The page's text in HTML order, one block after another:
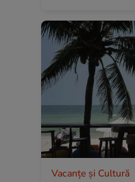
Vacanțe și Cultură